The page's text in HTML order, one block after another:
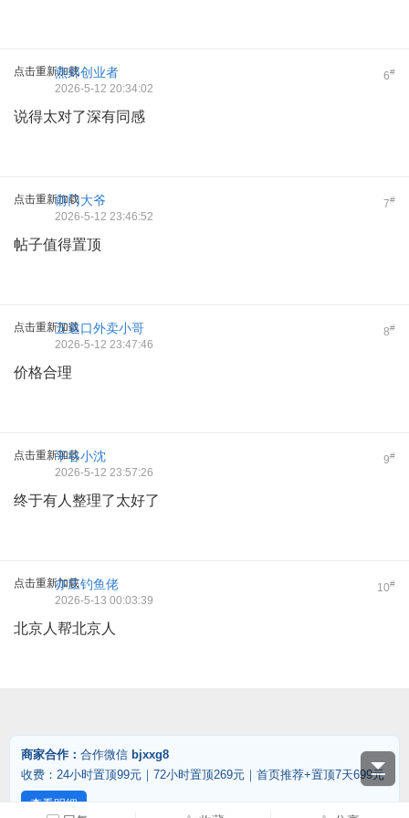
点击重新加载 6#
燕郊创业者
2026-5-12 20:34:02
说得太对了深有同感
点击重新加载 7#
前门大爷
2026-5-12 23:46:52
帖子值得置顶
点击重新加载 8#
五道口外卖小哥
2026-5-12 23:47:46
价格合理
点击重新加载 9#
平谷小沈
2026-5-12 23:57:26
终于有人整理了太好了
点击重新加载 10#
亦庄钓鱼佬
2026-5-13 00:03:39
北京人帮北京人
商家合作： 合作微信 bjxxg8
收费：24小时置顶99元｜72小时置顶269元｜首页推荐+置顶7天699元
查看明细